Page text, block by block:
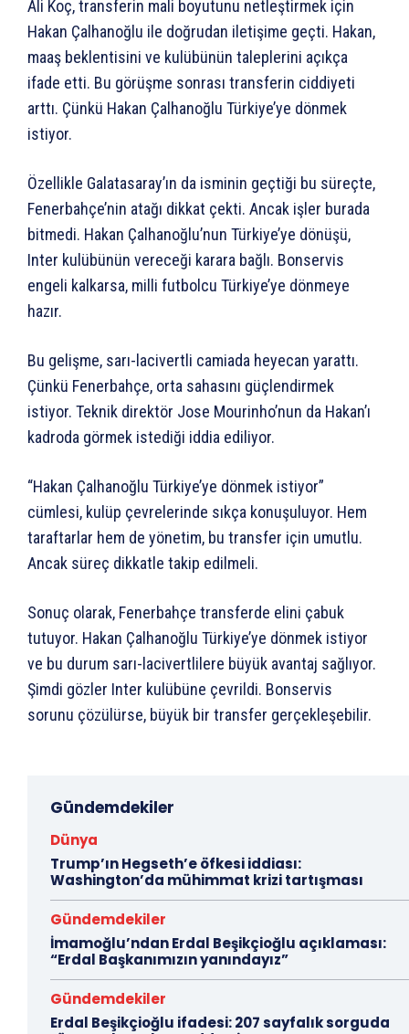
Ali Koç, transferin mali boyutunu netleştirmek için
Hakan Çalhanoğlu ile doğrudan iletişime geçti. Hakan,
maaş beklentisini ve kulübünün taleplerini açıkça
ifade etti. Bu görüşme sonrası transferin ciddiyeti
arttı. Çünkü Hakan Çalhanoğlu Türkiye’ye dönmek
istiyor.
Özellikle Galatasaray’ın da isminin geçtiği bu süreçte,
Fenerbahçe’nin atağı dikkat çekti. Ancak işler burada
bitmedi. Hakan Çalhanoğlu’nun Türkiye’ye dönüşü,
Inter kulübünün vereceği karara bağlı. Bonservis
engeli kalkarsa, milli futbolcu Türkiye’ye dönmeye
hazır.
Bu gelişme, sarı-lacivertli camiada heyecan yarattı.
Çünkü Fenerbahçe, orta sahasını güçlendirmek
istiyor. Teknik direktör Jose Mourinho’nun da Hakan’ı
kadroda görmek istediği iddia ediliyor.
“Hakan Çalhanoğlu Türkiye’ye dönmek istiyor”
cümlesi, kulüp çevrelerinde sıkça konuşuluyor. Hem
taraftarlar hem de yönetim, bu transfer için umutlu.
Ancak süreç dikkatle takip edilmeli.
Sonuç olarak, Fenerbahçe transferde elini çabuk
tutuyor. Hakan Çalhanoğlu Türkiye’ye dönmek istiyor
ve bu durum sarı-lacivertlilere büyük avantaj sağlıyor.
Şimdi gözler Inter kulübüne çevrildi. Bonservis
sorunu çözülürse, büyük bir transfer gerçekleşebilir.
Gündemdekiler
Dünya
Trump’ın Hegseth’e öfkesi iddiası:
Washington’da mühimmat krizi tartışması
Gündemdekiler
İmamoğlu’ndan Erdal Beşikçioğlu açıklaması:
“Erdal Başkanımızın yanındayız”
Gündemdekiler
Erdal Beşikçioğlu ifadesi: 207 sayfalık sorguda